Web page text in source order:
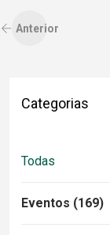
Anterior
Categorias
Todas
Eventos (169)